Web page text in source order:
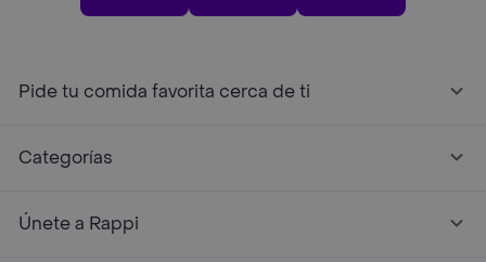
Pide tu comida favorita cerca de ti
Categorías
Únete a Rappi